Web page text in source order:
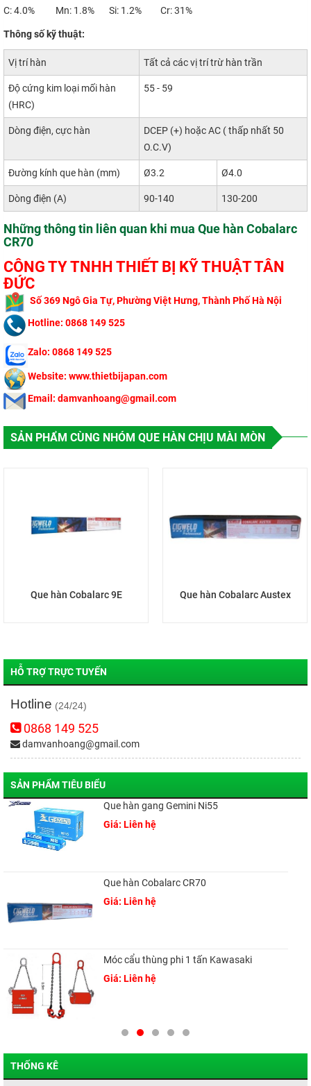
C: 4.0% Mn: 1.8% Si: 1.2% Cr: 31%
Thông số kỹ thuật:
Vị trí hàn Tất cả các vị trí trừ hàn trần
Độ cứng kim loại mối hàn
(HRC)
55 - 59
Dòng điện, cực hàn
DCEP (+) hoặc AC ( thấp nhất 50
O.C.V)
Đường kính que hàn (mm) Ø3.2 Ø4.0
Dòng điện (A) 90-140 130-200
Những thông tin liên quan khi mua Que hàn Cobalarc
CR70
CÔNG TY TNHH THIẾT BỊ KỸ THUẬT TÂN
ĐỨC
Số 369 Ngô Gia Tự, Phường Việt Hưng, Thành Phố Hà Nội
Hotline: 0868 149 525
Zalo: 0868 149 525
Website: www.thietbijapan.com
Email: damvanhoang@gmail.com
SẢN PHẨM CÙNG NHÓM QUE HÀN CHỊU MÀI MÒN
Que hàn Cobalarc 9E Que hàn Cobalarc Austex
HỖ TRỢ TRỰC TUYẾN
Hotline (24/24)
0868 149 525
damvanhoang@gmail.com
SẢN PHẨM TIÊU BIỂU
Que hàn gang Gemini Ni55
Giá: Liên hệ
Que hàn Cobalarc CR70
Giá: Liên hệ
Móc cẩu thùng phi 1 tấn Kawasaki
Giá: Liên hệ
THỐNG KÊ